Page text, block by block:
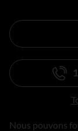
Nous pouvons